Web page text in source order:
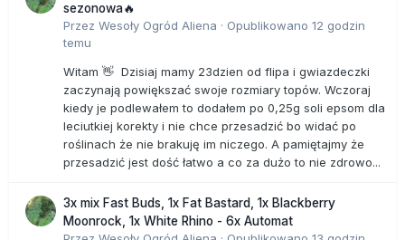
sezonowa🔥
Przez Wesoły Ogród Aliena · Opublikowano 12 godzin
temu
Witam 👋 Dzisiaj mamy 23dzien od flipa i gwiazdeczki
zaczynają powiększać swoje rozmiary topów. Wczoraj
kiedy je podlewałem to dodałem po 0,25g soli epsom dla
leciutkiej korekty i nie chce przesadzić bo widać po
roślinach że nie brakuję im niczego. A pamiętajmy że
przesadzić jest dość łatwo a co za dużo to nie zdrowo...
3x mix Fast Buds, 1x Fat Bastard, 1x Blackberry
Moonrock, 1x White Rhino - 6x Automat